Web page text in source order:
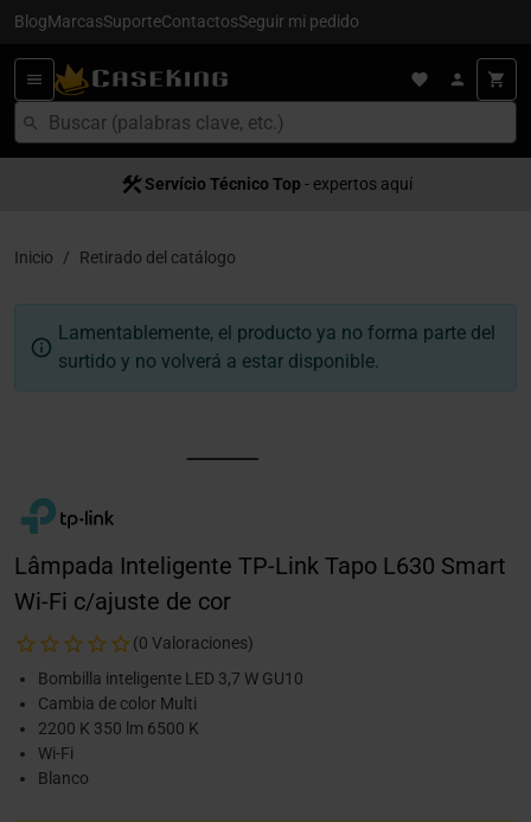
BlogMarcasSuporteContactosSeguir mi pedido
Servício Técnico Top - expertos aquí
Inicio Retirado del catálogo
Lamentablemente, el producto ya no forma parte del
surtido y no volverá a estar disponible.
Lâmpada Inteligente TP-Link Tapo L630 Smart
Wi-Fi c/ajuste de cor
(0 Valoraciones)
Bombilla inteligente LED 3,7 W GU10
Cambia de color Multi
2200 K 350 lm 6500 K
Wi-Fi
Blanco